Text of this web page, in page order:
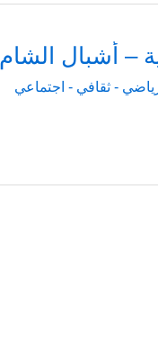
– أشبال الشام
- ثقافي - اجتماعي